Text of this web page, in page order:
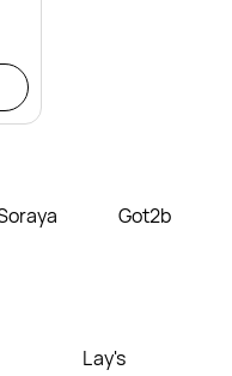
Got2b
Lay's